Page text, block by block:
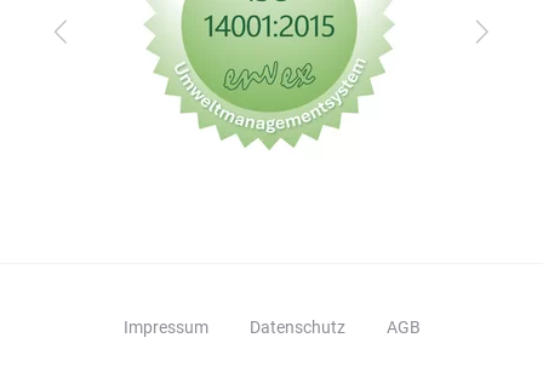
Zurück Vor
Impressum Datenschutz AGB